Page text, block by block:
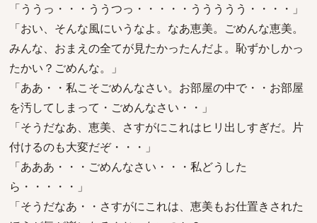
「ううっ・・・ううつっ・・・・・ううううう・・・・」
「おい、そんな風にいうなよ。なあ恵美。ごめんな恵美。
みんな、おまえの全てが見たかったんだよ。恥ずかしかっ
たかい？ごめんな。」
「ああ・・私こそごめんなさい。お部屋の中で・・お部屋
を汚してしまって・ごめんなさい・・」
「そうだなあ、恵美、さすがにこれはヒリ出しすぎだ。片
付けるのも大変だぞ・・・」
「あああ・・・ごめんなさい・・・私どうした
ら・・・・・」
「そうだなあ・・さすがにこれは、恵美もお仕置きされた